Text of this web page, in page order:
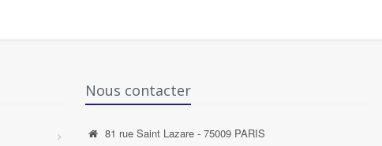
Nous contacter
81 rue Saint Lazare - 75009 PARIS